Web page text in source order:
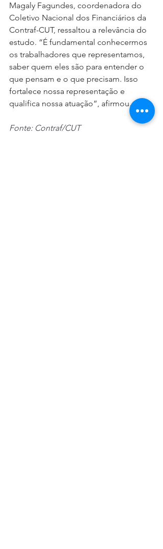
Magaly Fagundes, coordenadora do
Coletivo Nacional dos Financiários da
Contraf-CUT, ressaltou a relevância do
estudo. “É fundamental conhecermos
os trabalhadores que representamos,
saber quem eles são para entender o
que pensam e o que precisam. Isso
fortalece nossa representação e
qualifica nossa atuação”, afirmou.
Fonte: Contraf/CUT